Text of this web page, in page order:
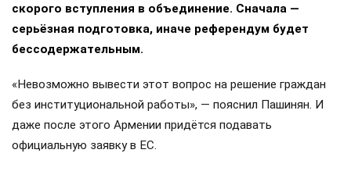
скорого вступления в объединение. Сначала —
серьёзная подготовка, иначе референдум будет
бессодержательным.
«Невозможно вывести этот вопрос на решение граждан
без институциональной работы», — пояснил Пашинян. И
даже после этого Армении придётся подавать
официальную заявку в ЕС.